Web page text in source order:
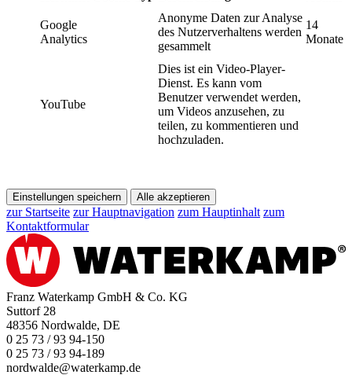
Google
Analytics
Anonyme Daten zur Analyse
des Nutzerverhaltens werden
gesammelt
14
Monate
YouTube
Dies ist ein Video-Player-
Dienst. Es kann vom
Benutzer verwendet werden,
um Videos anzusehen, zu
teilen, zu kommentieren und
hochzuladen.
Einstellungen speichern Alle akzeptieren
zur Startseite zur Hauptnavigation zum Hauptinhalt zum
Kontaktformular
Franz Waterkamp GmbH & Co. KG
Suttorf 28
48356 Nordwalde, DE
0 25 73 / 93 94-150
0 25 73 / 93 94-189
nordwalde@waterkamp.de